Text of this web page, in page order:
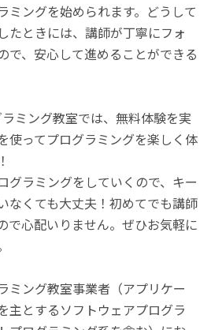
ミングを始められます。どうして
たときには、講師が丁寧にフォ
で、安心して進めることができる
ミング教室では、無料体験を実
使ってプログラミングを楽しく体
グラミングをしていくので、キー
なくても大丈夫！初めてでも講師
で心配いりません。ぜひお気軽に
ミング教室事業者（アプリケー
主とするソフトウェアプログラ